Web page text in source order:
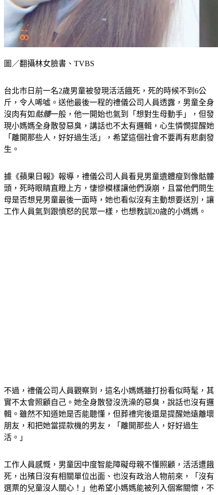
斤，令人唏噓。送他最後一程的禮儀公司人員透露，男童全身
沒肉有如骷髏 一般，他一開始也氣到「想對生母動手」，但發
現小媽媽全身散發惡臭，講話也不太有邏輯，心生憐憫提醒她
「離開那些人，好好過生活」，希望這個社會不要再有悲劇發
生。
頭，死時眼睛直瞪上方，悽慘模樣讓他們淚崩，且當他們問生
母是否想見男童最後一面時，她也看似沒有主動想要送別，讓
工作人員氣到跟憤怒的民眾一樣，也想教訓20歲的小媽媽。
實不太會照顧自己。她全身散發沒洗澡的惡臭，說話也沒有邏
輯。雖然不知道她是否能聽懂，但葬禮完後還是提醒她遠離壞
朋友，和把她當提款機的男友，「離開那些人，好好過生
活。」
死，出殯日沒有相關單位出面、也沒有政治人物前來，「沒有
選票的兒童沒人關心！」他希望小媽媽能被列入個案關懷，不
要讓她再四處遊蕩，最後不知道在哪個角落又有小生命被生